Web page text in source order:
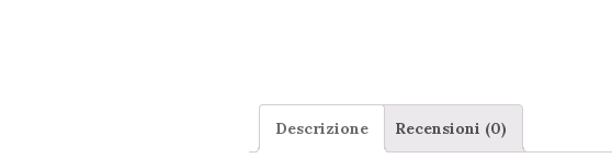
Descrizione Recensioni (0)